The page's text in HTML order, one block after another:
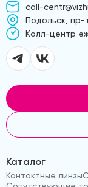
call-
Подольск, пр-
Kолл-центр
Каталог
Контактные линзы